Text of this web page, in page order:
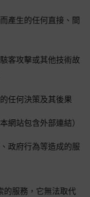
產生的任何直接、間
客攻擊或其他技術故
任何決策及其後果
網站包含外部連結）
政府行為等造成的服
的服務，它無法取代